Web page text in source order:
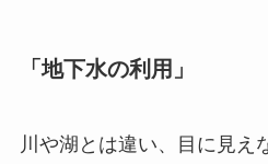
「地下水の利用」
川や湖とは違い、目に見え